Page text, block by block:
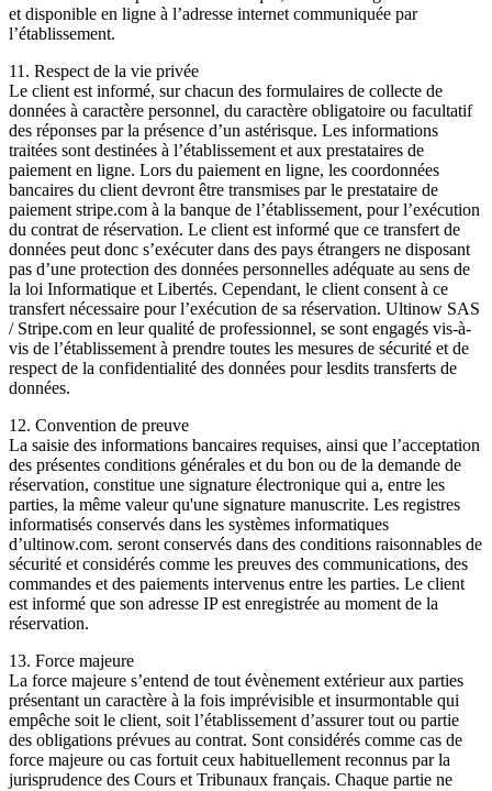
et disponible en ligne à l’adresse internet communiquée par
l’établissement.
11. Respect de la vie privée
Le client est informé, sur chacun des formulaires de collecte de
données à caractère personnel, du caractère obligatoire ou facultatif
des réponses par la présence d’un astérisque. Les informations
traitées sont destinées à l’établissement et aux prestataires de
paiement en ligne. Lors du paiement en ligne, les coordonnées
bancaires du client devront être transmises par le prestataire de
paiement stripe.com à la banque de l’établissement, pour l’exécution
du contrat de réservation. Le client est informé que ce transfert de
données peut donc s’exécuter dans des pays étrangers ne disposant
pas d’une protection des données personnelles adéquate au sens de
la loi Informatique et Libertés. Cependant, le client consent à ce
transfert nécessaire pour l’exécution de sa réservation. Ultinow SAS
/ Stripe.com en leur qualité de professionnel, se sont engagés vis-à-
vis de l’établissement à prendre toutes les mesures de sécurité et de
respect de la confidentialité des données pour lesdits transferts de
données.
12. Convention de preuve
La saisie des informations bancaires requises, ainsi que l’acceptation
des présentes conditions générales et du bon ou de la demande de
réservation, constitue une signature électronique qui a, entre les
parties, la même valeur qu'une signature manuscrite. Les registres
informatisés conservés dans les systèmes informatiques
d’ultinow.com. seront conservés dans des conditions raisonnables de
sécurité et considérés comme les preuves des communications, des
commandes et des paiements intervenus entre les parties. Le client
est informé que son adresse IP est enregistrée au moment de la
réservation.
13. Force majeure
La force majeure s’entend de tout évènement extérieur aux parties
présentant un caractère à la fois imprévisible et insurmontable qui
empêche soit le client, soit l’établissement d’assurer tout ou partie
des obligations prévues au contrat. Sont considérés comme cas de
force majeure ou cas fortuit ceux habituellement reconnus par la
jurisprudence des Cours et Tribunaux français. Chaque partie ne